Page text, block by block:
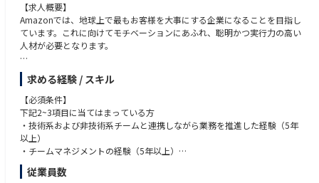
【求人概要】
Amazonでは、地球上で最もお客様を大事にする企業になることを目指し
ています。これに向けてモチベーションにあふれ、聡明かつ実行力の高い
人材が必要となります。
Amazonの著しい成長を支えているのが、自社で保有している高品質な輸
送ネットワークです。将来の物流業界の変化及び貨物量の増加を見据え、
慣習に捉われない新たな輸送網・サービスを構築しています。
その輸送ネットワークの要の拠点となる、日本初の自社運営のソートセン
ター(SC)の拠点統括責任者として運営管理を行って頂くSite leaderを募集
します。
Amazonの自社輸送網において、全国にある大規模倉庫と配送拠点の中継
求める経験 / スキル
【必須条件】
下記2~3項目に当てはまっている方
・技術系および非技術系チームと連携しながら業務を推進した経験（5年
以上）
・チームマネジメントの経験（5年以上）
・部門横断プロジェクトの推進・デリバリー経験（5年以上）
・プログラムまたはプロジェクトマネジメントの実務経験（5年以上）
従業員数